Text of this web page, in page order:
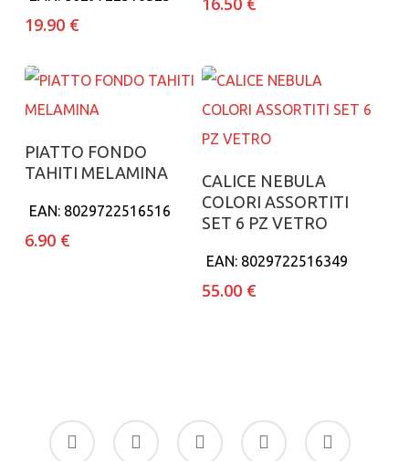
19.90 €
Aggiungi al carrello
PIATTO FONDO
TAHITI MELAMINA
EAN: 8029722516516
6.90 €
Aggiungi al carrello
CALICE NEBULA
COLORI ASSORTITI
SET 6 PZ VETRO
EAN: 8029722516349
55.00 €
facebook
google-
plus
instagram whatsapp tiktok